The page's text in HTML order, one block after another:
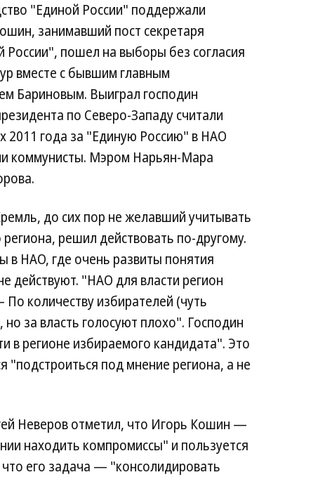
"Единой России" поддержали
занимавший пост секретаря
России", пошел на выборы без согласия
вместе с бывшим главным
Бариновым. Выиграл господин
по Северо-Западу считали
2011 года за "Единую Россию" в НАО
коммунисты. Мэром Нарьян-Мара
до сих пор не желавший учитывать
решил действовать по-другому.
в НАО, где очень развиты понятия
действуют. "НАО для власти регион
количеству избирателей (чуть
но за власть голосуют плохо". Господин
в регионе избираемого кандидата". Это
"подстроиться под мнение региона, а не
Неверов отметил, что Игорь Кошин —
находить компромиссы" и пользуется
его задача — "консолидировать